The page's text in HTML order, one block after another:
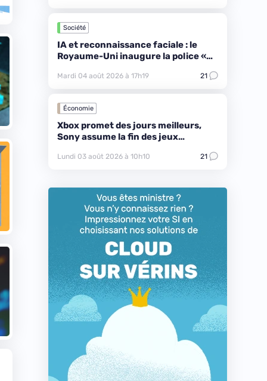
Société
IA et reconnaissance faciale : le
Royaume-Uni inaugure la police «
Mardi 04 août 2026 à 17h19 21
Économie
Xbox promet des jours meilleurs,
Sony assume la fin des jeux
Lundi 03 août 2026 à 10h10 21